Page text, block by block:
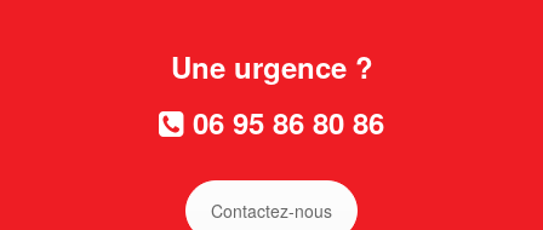
Une urgence ?
06 95 86 80 86
Contactez-nous